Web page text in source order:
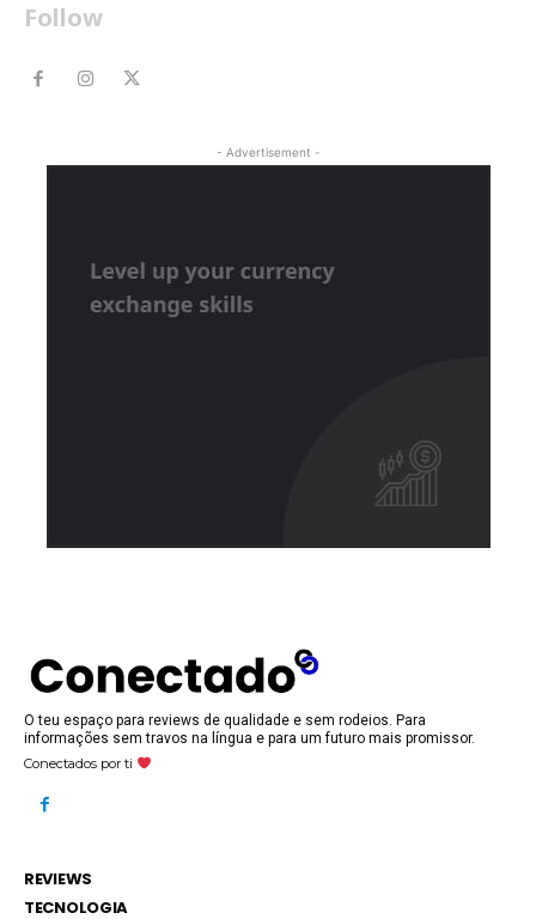
Follow
- Advertisement -
O teu espaço para reviews de qualidade e sem rodeios. Para
informações sem travos na língua e para um futuro mais promissor.
Conectados por ti
REVIEWS
TECNOLOGIA